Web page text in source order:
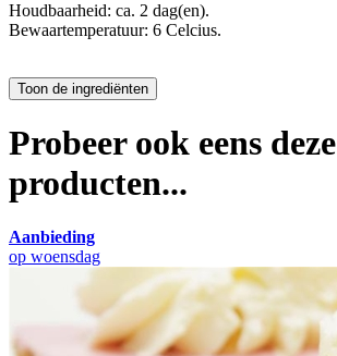
Houdbaarheid: ca. 2 dag(en).
Bewaartemperatuur: 6 Celcius.
Probeer ook eens deze
producten...
Aanbieding
op woensdag